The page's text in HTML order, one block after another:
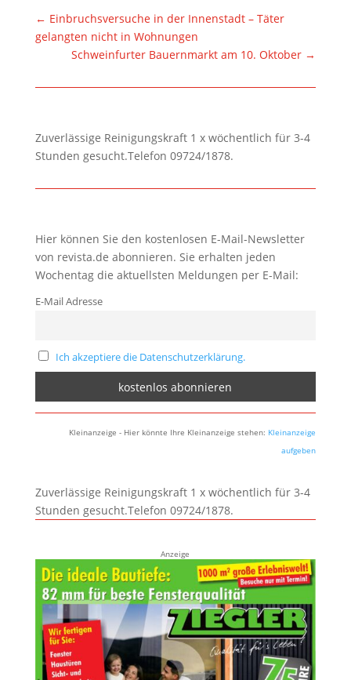
← Einbruchsversuche in der Innenstadt – Täter
gelangten nicht in Wohnungen
Schweinfurter Bauernmarkt am 10. Oktober →
Zuverlässige Reinigungskraft 1 x wöchentlich für 3-4
Stunden gesucht.Telefon 09724/1878.
Hier können Sie den kostenlosen E-Mail-Newsletter
von revista.de abonnieren. Sie erhalten jeden
Wochentag die aktuellsten Meldungen per E-Mail:
E-Mail Adresse
Ich akzeptiere die Datenschutzerklärung.
Kleinanzeige - Hier könnte Ihre Kleinanzeige stehen: Kleinanzeige
aufgeben
Zuverlässige Reinigungskraft 1 x wöchentlich für 3-4
Stunden gesucht.Telefon 09724/1878.
Anzeige